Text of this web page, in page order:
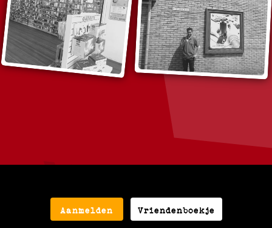
Aanmelden Vriendenboekje